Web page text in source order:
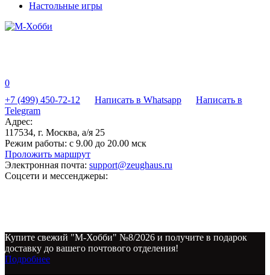
Настольные игры
0
+7 (499) 450-72-12
Написать в Whatsapp
Написать в
Telegram
Адрес:
117534, г. Москва, а/я 25
Режим работы: с 9.00 до 20.00 мск
Проложить маршрут
Электронная почта: support@zeughaus.ru
Соцсети и мессенджеры:
Купите свежий "М-Хобби" №8/2026 и получите в подарок
доставку до вашего почтового отделения!
Подробнее